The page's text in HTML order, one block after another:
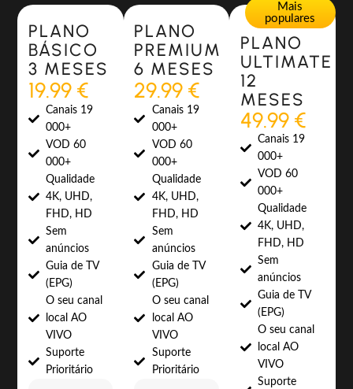
Most Popular
PLANO
BÁSICO
3 MESES
19.99 €
Canais 19
000+
VOD 60
000+
Qualidade
4K, UHD,
FHD, HD
Sem
anúncios
Guia de TV
(EPG)
O seu canal
local AO
VIVO
Suporte
Prioritário
Most Popular
PLANO
PREMIUM
6 MESES
29.99 €
Canais 19
000+
VOD 60
000+
Qualidade
4K, UHD,
FHD, HD
Sem
anúncios
Guia de TV
(EPG)
O seu canal
local AO
VIVO
Suporte
Prioritário
Mais
populares
PLANO
ULTIMATE
12
MESES
49.99 €
Canais 19
000+
VOD 60
000+
Qualidade
4K, UHD,
FHD, HD
Sem
anúncios
Guia de TV
(EPG)
O seu canal
local AO
VIVO
Suporte